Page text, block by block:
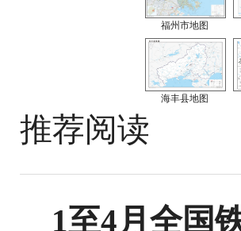
福州市地图
海丰县地图
推荐阅读
1至4月全国